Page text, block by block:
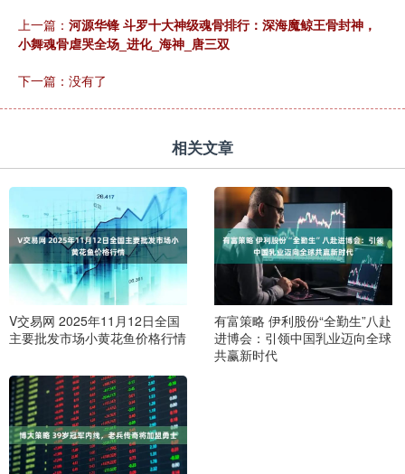
上一篇： 河源华锋 斗罗十大神级魂骨排行：深海魔鲸王骨封神，
小舞魂骨虐哭全场_进化_海神_唐三双
下一篇：没有了
相关文章
V交易网 2025年11月12日全国
主要批发市场小黄花鱼价格行情
有富策略 伊利股份“全勤生”八赴
进博会：引领中国乳业迈向全球
共赢新时代